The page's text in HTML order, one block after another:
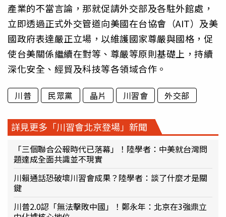
產業的不當言論，那就促請外交部及各駐外館處，
立即透過正式外交管道向美國在台協會（AIT）及美
國政府表達嚴正立場，以維護國家尊嚴與國格，促
使台美關係繼續在對等、尊嚴等原則基礎上，持續
深化安全、經貿及科技等各領域合作。
川普 民眾黨 晶片 川習會 外交部
詳見更多「川習會北京登場」新聞
「三個聯合公報時代已落幕」！陸學者：中美就台灣問
題達成全面共識並不現實
川賴通話恐破壞川習會成果？陸學者：談了什麼才是關
鍵
川普2.0認「無法擊敗中國」！鄭永年：北京在3強鼎立